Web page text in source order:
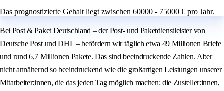
Das prognostizierte Gehalt liegt zwischen 60000 - 75000 € pro Jahr.
Bei Post & Paket Deutschland – der Post- und Paketdienstleister von
Deutsche Post und DHL – befördern wir täglich etwa 49 Millionen Briefe
und rund 6,7 Millionen Pakete. Das sind beeindruckende Zahlen. Aber
nicht annähernd so beeindruckend wie die großartigen Leistungen unserer
Mitarbeiter:innen, die das jeden Tag möglich machen: die Zusteller:innen,